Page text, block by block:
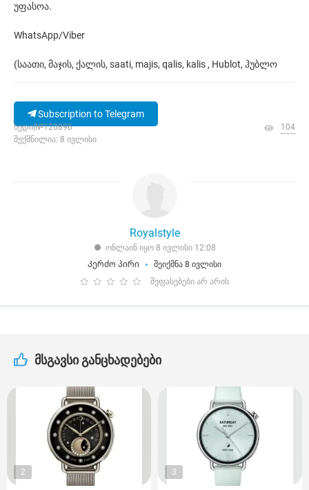
უფასოა.
WhatsApp/Viber
(საათი, მაჯის, ქალის, saati, majis, qalis, kalis , Hublot, ჰუბლო
Subscription to Telegram
ხედი|№120896
შექმნილია: 8 ივლისი
104
Royalstyle
ონლაინ იყო 8 ივლისი 12:08
Კერძო პირი
შეიქმნა 8 ივლისი
შეფასებები არ არის
მსგავსი განცხადებები
2 3